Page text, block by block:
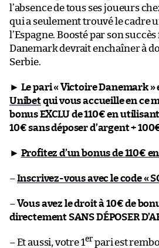
l’absence de tous ses joueurs
qui a seulement trouvé le cadre
l’Espagne. Boosté par son succès
Danemark devrait enchaîner à
Serbie.
► Le pari « Victoire Danemark »
Unibetqui vous accueille en ce
bonus EXCLU de 110€ en utilisant
10€ sans déposer d’argent +
► Profitez d’un bonus de 110€
–Inscrivez-vous avec le code «
–Vous avez le droit à 10€ de
directement SANS DÉPOSER
– Et aussi, votre 1er pari est